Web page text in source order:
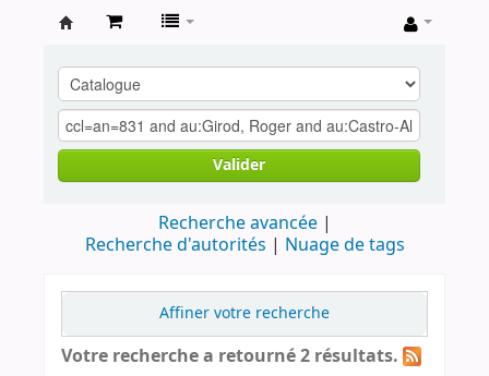
contestataires
Valider
Recherche avancée
Recherche d'autorités
Nuage de tags
Affiner votre recherche
Votre recherche a retourné 2 résultats.